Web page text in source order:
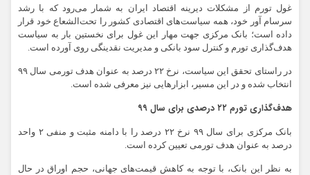
غول تورم از مشکلات دیرینه اقتصاد ایران به شمار می‌رود که با رشد
سرسام آور خود، همه سیاست‌های اقتصادی کشور را تحت‌الشعاع خود قرار
داده است؛ بانک مرکزی جهت مهار این غول برای نخستین بار به سیاست
هدف‌گذاری تورم و کنترل سود بانکی و مدیریت نقدینگی روی آورده است.
در راستای تحقق این سیاست، نرخ ۲۲ درصد به عنوان هدف تورمی سال ۹۹
انتخاب شده و در این مسیر، ابزارهایی نیز معرفی شده است.
هدف‌گذاری تورم ۲۲ درصدی برای سال ۹۹
بانک مرکزی برای سال ۹۹ نرخ ۲۲ درصد را با دامنه مثبت و منفی ۲ واحد
درصد به عنوان هدف تورمی تعیین کرده است.
به نظر این بانک، با توجه به کاهش قیمت‌های جهانی، حجم اوراق در حال